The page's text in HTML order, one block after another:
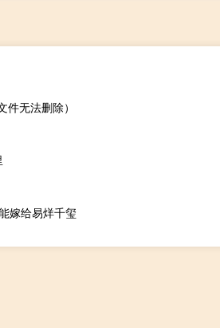
无法删除）
嫁给易烊千玺